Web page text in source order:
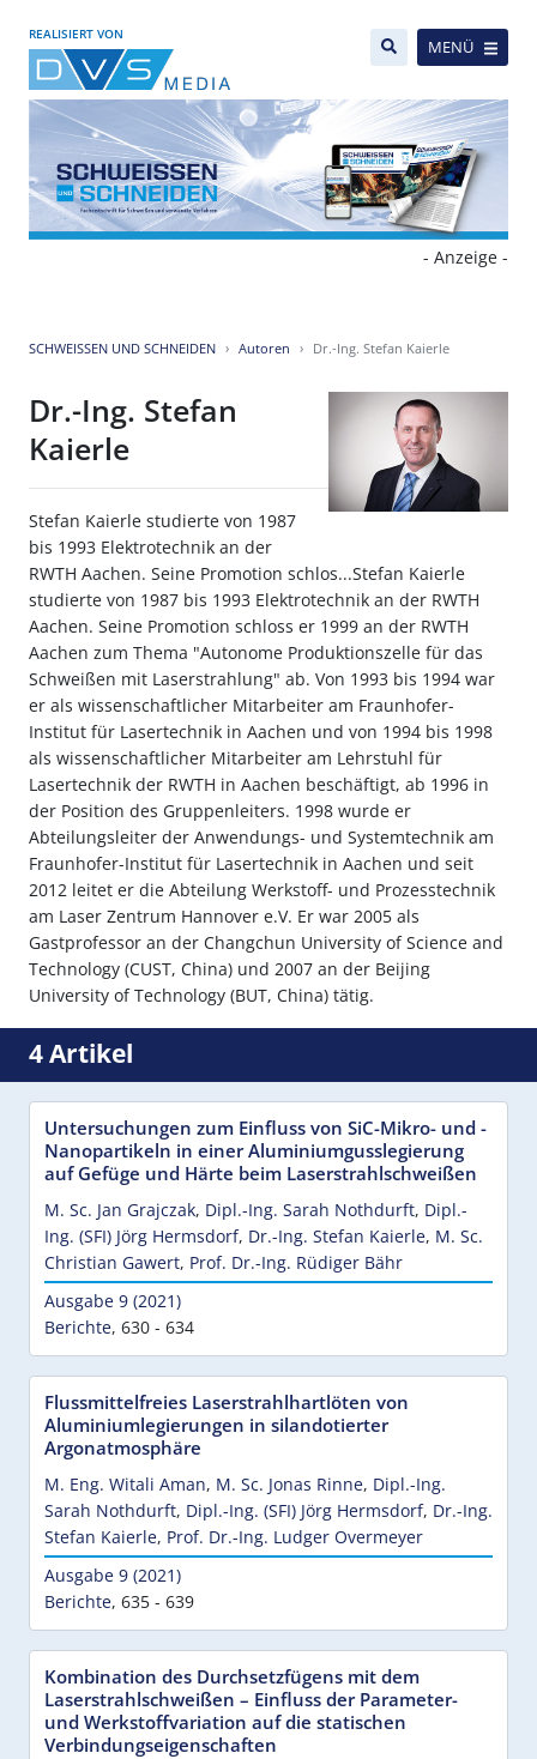
REALISIERT VON
MENÜ
- Anzeige -
SCHWEISSEN UND SCHNEIDEN Autoren Dr.-Ing. Stefan Kaierle
Dr.-Ing. Stefan
Kaierle
Stefan Kaierle studierte von 1987
bis 1993 Elektrotechnik an der
RWTH Aachen. Seine Promotion schlos...Stefan Kaierle
studierte von 1987 bis 1993 Elektrotechnik an der RWTH
Aachen. Seine Promotion schloss er 1999 an der RWTH
Aachen zum Thema "Autonome Produktionszelle für das
Schweißen mit Laserstrahlung" ab. Von 1993 bis 1994 war
er als wissenschaftlicher Mitarbeiter am Fraunhofer-
Institut für Lasertechnik in Aachen und von 1994 bis 1998
als wissenschaftlicher Mitarbeiter am Lehrstuhl für
Lasertechnik der RWTH in Aachen beschäftigt, ab 1996 in
der Position des Gruppenleiters. 1998 wurde er
Abteilungsleiter der Anwendungs- und Systemtechnik am
Fraunhofer-Institut für Lasertechnik in Aachen und seit
2012 leitet er die Abteilung Werkstoff- und Prozesstechnik
am Laser Zentrum Hannover e.V. Er war 2005 als
Gastprofessor an der Changchun University of Science and
Technology (CUST, China) und 2007 an der Beijing
University of Technology (BUT, China) tätig.
4 Artikel
Untersuchungen zum Einfluss von SiC-Mikro- und -
Nanopartikeln in einer Aluminiumgusslegierung
auf Gefüge und Härte beim Laserstrahlschweißen
M. Sc. Jan Grajczak, Dipl.-Ing. Sarah Nothdurft, Dipl.-
Ing. (SFI) Jörg Hermsdorf, Dr.-Ing. Stefan Kaierle, M. Sc.
Christian Gawert, Prof. Dr.-Ing. Rüdiger Bähr
Ausgabe 9 (2021)
Berichte, 630 - 634
Flussmittelfreies Laserstrahlhartlöten von
Aluminiumlegierungen in silandotierter
Argonatmosphäre
M. Eng. Witali Aman, M. Sc. Jonas Rinne, Dipl.-Ing.
Sarah Nothdurft, Dipl.-Ing. (SFI) Jörg Hermsdorf, Dr.-Ing.
Stefan Kaierle, Prof. Dr.-Ing. Ludger Overmeyer
Ausgabe 9 (2021)
Berichte, 635 - 639
Kombination des Durchsetzfügens mit dem
Laserstrahlschweißen – Einfluss der Parameter-
und Werkstoffvariation auf die statischen
Verbindungseigenschaften